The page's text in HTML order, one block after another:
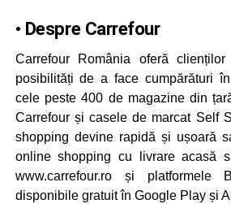
• Despre Carrefour
Carrefour România oferă
posibilități de a face cumpărături
cele peste 400 de magazine din
Carrefour și casele de marcat Self
shopping devine rapidă și ușoară
online shopping cu livrare acasă
www.carrefour.ro și platformele
disponibile gratuit în Google Play și